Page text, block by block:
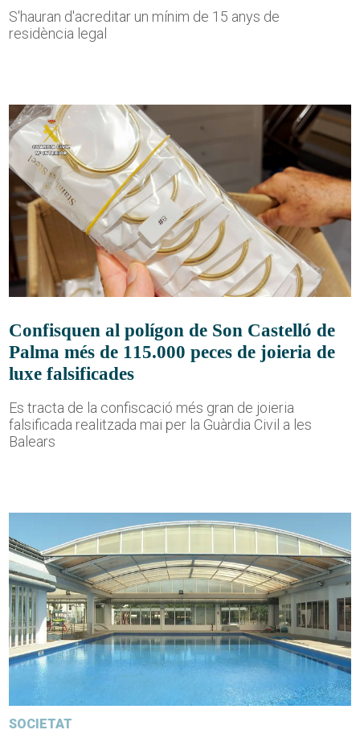
S'hauran d'acreditar un mínim de 15 anys de
residència legal
Confisquen al polígon de Son Castelló de
Palma més de 115.000 peces de joieria de
luxe falsificades
Es tracta de la confiscació més gran de joieria
falsificada realitzada mai per la Guàrdia Civil a les
Balears
SOCIETAT